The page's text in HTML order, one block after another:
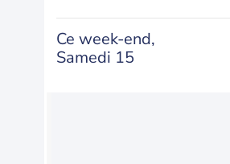
Ce week-end,
Samedi 15